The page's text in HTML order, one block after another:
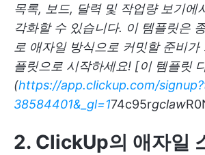
목록, 보드, 달력 및 작업량 보기에
각화할 수 있습니다. 이 템플릿은
로 애자일 방식으로 커밋할 준비가
플릿으로 시작하세요! [이 템플릿
(https://app.clickup.com/
38584401&_gl=174c95rgclaw
2. ClickUp의 애자일